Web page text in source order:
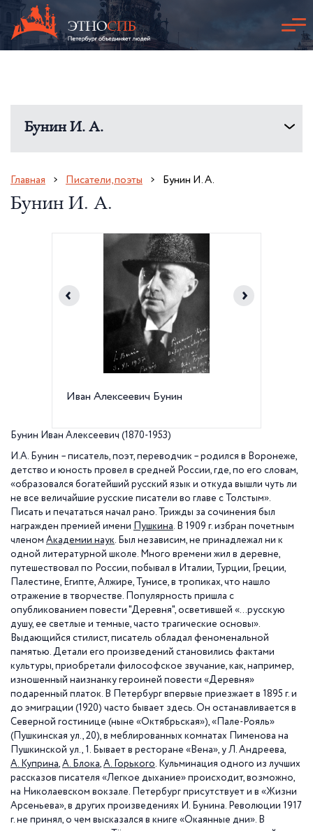
Бунин И. А.
Главная Писатели, поэты Бунин И. А.
Бунин И. А.
Иван Алексеевич Бунин
Бунин Иван Алексеевич (1870-1953)
И.А. Бунин – писатель, поэт, переводчик – родился в Воронеже,
детство и юность провел в средней России, где, по его словам,
«образовался богатейший русский язык и откуда вышли чуть ли
не все величайшие русские писатели во главе с Толстым».
Писать и печататься начал рано. Трижды за сочинения был
награжден премией имени Пушкина. В 1909 г. избран почетным
членом Академии наук. Был независим, не принадлежал ни к
одной литературной школе. Много времени жил в деревне,
путешествовал по России, побывал в Италии, Турции, Греции,
Палестине, Египте, Алжире, Тунисе, в тропиках, что нашло
отражение в творчестве. Популярность пришла с
опубликованием повести "Деревня", осветившей «…русскую
душу, ее светлые и темные, часто трагические основы».
Выдающийся стилист, писатель обладал феноменальной
памятью. Детали его произведений становились фактами
культуры, приобретали философское звучание, как, например,
изношенный наизнанку героиней повести «Деревня»
подаренный платок. В Петербург впервые приезжает в 1895 г. и
до эмиграции (1920) часто бывает здесь. Он останавливается в
Северной гостинице (ныне «Октябрьская»), «Пале-Рояль»
(Пушкинская ул., 20), в меблированных комнатах Пименова на
Пушкинской ул., 1. Бывает в ресторане «Вена», у Л. Андреева,
А. Куприна, А. Блока, А. Горького. Кульминация одного из лучших
рассказов писателя «Легкое дыхание» происходит, возможно,
на Николаевском вокзале. Петербург присутствует и в «Жизни
Арсеньева», в других произведениях И. Бунина. Революции 1917
г. не принял, о чем высказался в книге «Окаянные дни». В